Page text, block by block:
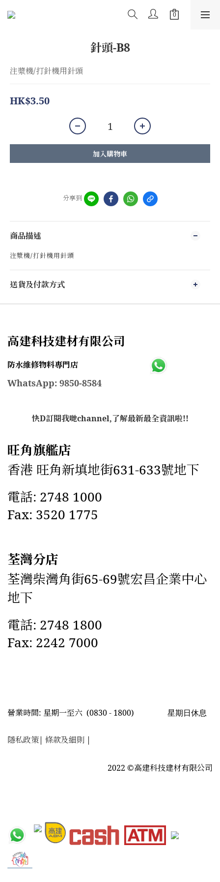
針頭-B8
注漿機/打針機用針頭
HK$3.50
加入購物車
分享到
商品描述
注漿機/打針機用針頭
送貨及付款方式
高建科技建材有限公司
防水維修物料專門店
WhatsApp: 9850-8584
快D訂閱我哋channel,了解最新最全資訊啦!!
旺角旗艦店
香港 旺角新填地街631-633號地下
電話: 2748 1000
Fax: 3520 1775
荃灣分店
荃灣柴灣角街65-69號宏昌企業中心
地下
電話: 2748 1800
Fax: 2242 7000
營業時間: 星期一至六 (0830 - 1800) 星期日休息
隱私政策| 條款及細則 |
2022 ©高建科技建材有限公司